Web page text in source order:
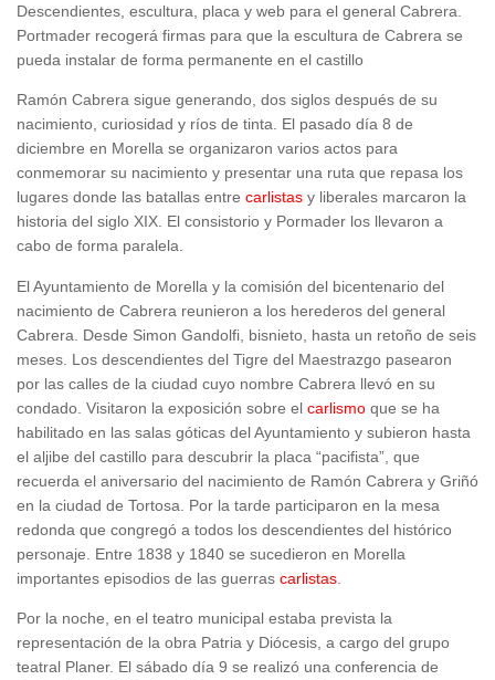
Descendientes, escultura, placa y web para el general Cabrera.
Portmader recogerá firmas para que la escultura de Cabrera se
pueda instalar de forma permanente en el castillo
Ramón Cabrera sigue generando, dos siglos después de su
nacimiento, curiosidad y ríos de tinta. El pasado día 8 de
diciembre en Morella se organizaron varios actos para
conmemorar su nacimiento y presentar una ruta que repasa los
lugares donde las batallas entre carlistas y liberales marcaron la
historia del siglo XIX. El consistorio y Pormader los llevaron a
cabo de forma paralela.
El Ayuntamiento de Morella y la comisión del bicentenario del
nacimiento de Cabrera reunieron a los herederos del general
Cabrera. Desde Simon Gandolfi, bisnieto, hasta un retoño de seis
meses. Los descendientes del Tigre del Maestrazgo pasearon
por las calles de la ciudad cuyo nombre Cabrera llevó en su
condado. Visitaron la exposición sobre el carlismo que se ha
habilitado en las salas góticas del Ayuntamiento y subieron hasta
el aljibe del castillo para descubrir la placa “pacifista”, que
recuerda el aniversario del nacimiento de Ramón Cabrera y Griñó
en la ciudad de Tortosa. Por la tarde participaron en la mesa
redonda que congregó a todos los descendientes del histórico
personaje. Entre 1838 y 1840 se sucedieron en Morella
importantes episodios de las guerras carlistas
Por la noche, en el teatro municipal estaba prevista la
representación de la obra Patria y Diócesis, a cargo del grupo
teatral Planer. El sábado día 9 se realizó una conferencia de